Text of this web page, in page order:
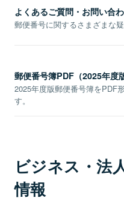
よくあるご質問・お問い合
郵便番号に関するさまざまな
郵便番号簿PDF（2025年度
2025年度版郵便番号簿をPDF
す。
ビジネス・法
情報